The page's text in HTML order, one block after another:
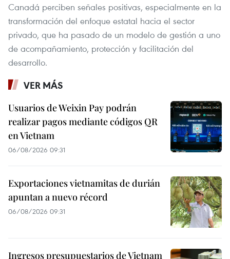
Canadá perciben señales positivas, especialmente en la
transformación del enfoque estatal hacia el sector
privado, que ha pasado de un modelo de gestión a uno
de acompañamiento, protección y facilitación del
desarrollo.
VER MÁS
Usuarios de Weixin Pay podrán
realizar pagos mediante códigos QR
en Vietnam
06/08/2026 09:31
Exportaciones vietnamitas de durián
apuntan a nuevo récord
06/08/2026 09:31
Ingresos presupuestarios de Vietnam